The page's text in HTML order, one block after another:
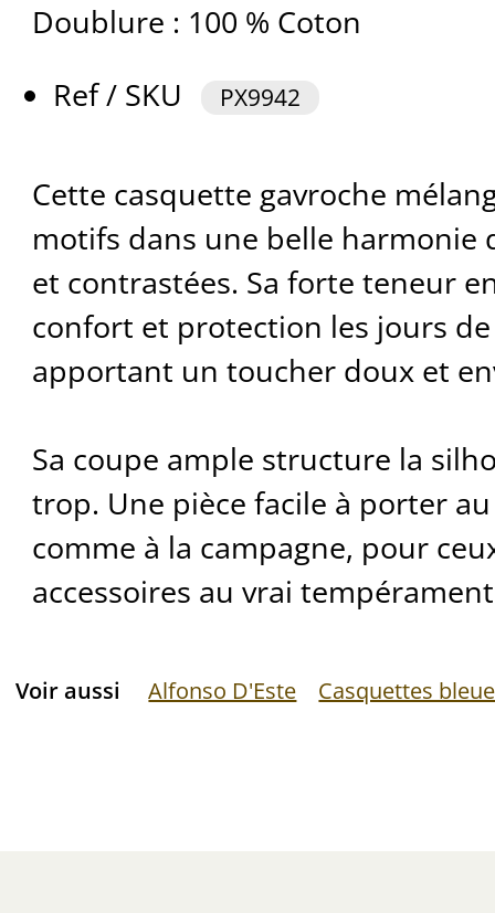
Doublure : 100 % Coton
Ref / SKU
PX9942
Cette casquette gavroche
motifs dans une belle harmonie
et contrastées. Sa forte teneur
confort et protection les jours
apportant un toucher doux et
Sa coupe ample structure la
trop. Une pièce facile à porter
comme à la campagne, pour
accessoires au vrai
Voir aussi Alfonso D'Este Casquettes